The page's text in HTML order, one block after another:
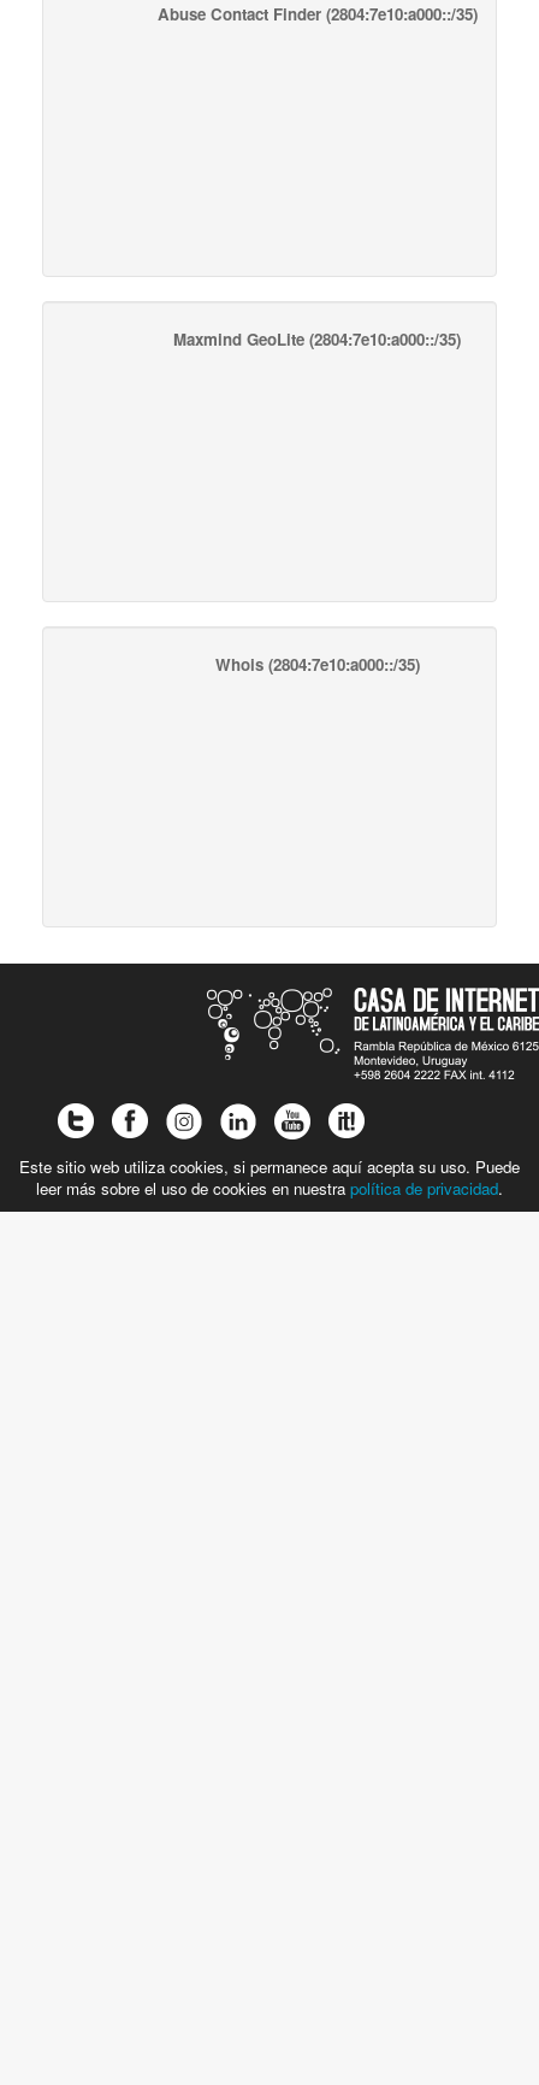
Abuse Contact Finder(2804:7e10:a000::/35)
Maxmind GeoLite (2804:7e10:a000::/35)
Whois(2804:7e10:a000::/35)
Este sitio web utiliza cookies, si permanece aquí acepta su uso. Puede
leer más sobre el uso de cookies en nuestra política de privacidad.